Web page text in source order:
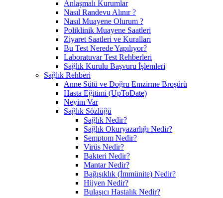
Anlaşmalı Kurumlar
Nasıl Randevu Alınır ?
Nasıl Muayene Olurum ?
Poliklinik Muayene Saatleri
Ziyaret Saatleri ve Kuralları
Bu Test Nerede Yapılıyor?
Laboratuvar Test Rehberleri
Sağlık Kurulu Başvuru İşlemleri
Sağlık Rehberi
Anne Sütü ve Doğru Emzirme Broşürü
Hasta Eğitimi (UpToDate)
Neyim Var
Sağlık Sözlüğü
Sağlık Nedir?
Sağlık Okuryazarlığı Nedir?
Semptom Nedir?
Virüs Nedir?
Bakteri Nedir?
Mantar Nedir?
Bağışıklık (İmmünite) Nedir?
Hijyen Nedir?
Bulaşıcı Hastalık Nedir?